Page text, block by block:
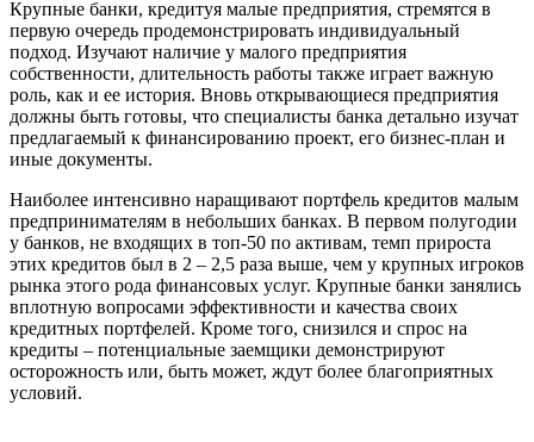
Крупные банки, кредитуя малые предприятия, стремятся в
первую очередь продемонстрировать индивидуальный
подход. Изучают наличие у малого предприятия
собственности, длительность работы также играет важную
роль, как и ее история. Вновь открывающиеся предприятия
должны быть готовы, что специалисты банка детально изучат
предлагаемый к финансированию проект, его бизнес-план и
иные документы.
Наиболее интенсивно наращивают портфель кредитов малым
предпринимателям в небольших банках. В первом полугодии
у банков, не входящих в топ-50 по активам, темп прироста
этих кредитов был в 2 – 2,5 раза выше, чем у крупных игроков
рынка этого рода финансовых услуг. Крупные банки занялись
вплотную вопросами эффективности и качества своих
кредитных портфелей. Кроме того, снизился и спрос на
кредиты – потенциальные заемщики демонстрируют
осторожность или, быть может, ждут более благоприятных
условий.